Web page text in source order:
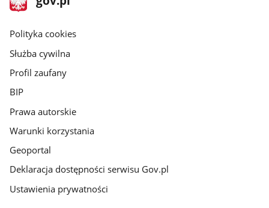
gov.pl
gov.pl
Polityka cookies
Służba cywilna
Profil zaufany
BIP
Prawa autorskie
Warunki korzystania
Geoportal
Deklaracja dostępności serwisu Gov.pl
Ustawienia prywatności